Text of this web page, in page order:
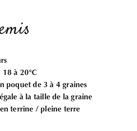
18 à 20°C
poquet de 3 à 4 graines
égale à la taille de la graine
en terrine / pleine terre